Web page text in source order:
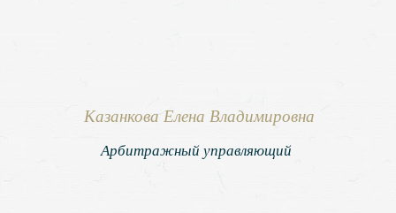
Казанкова Елена Владимировна
Арбитражный управляющий